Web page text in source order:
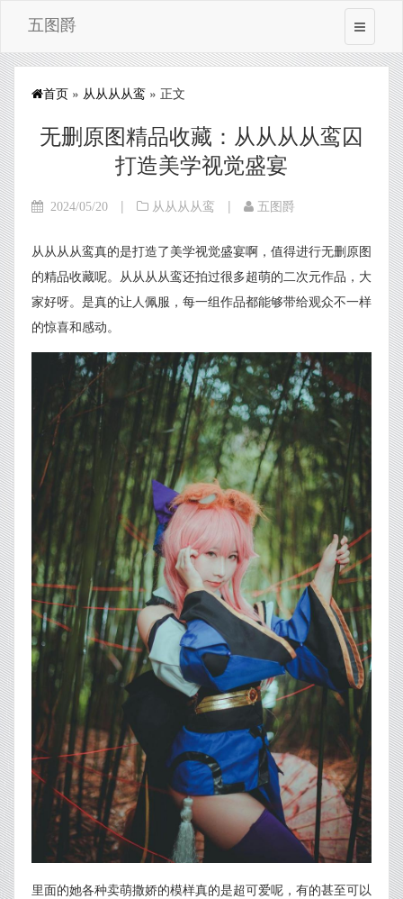
五图爵
首页 » 从从从从鸾 » 正文
无删原图精品收藏：从从从从鸾囚
打造美学视觉盛宴
2024/05/20 | 从从从从鸾 | 五图爵
从从从从鸾真的是打造了美学视觉盛宴啊，值得进行无删原图
的精品收藏呢。从从从从鸾还拍过很多超萌的二次元作品，大
家好呀。是真的让人佩服，每一组作品都能够带给观众不一样
的惊喜和感动。
里面的她各种卖萌撒娇的模样真的是超可爱呢，有的甚至可以